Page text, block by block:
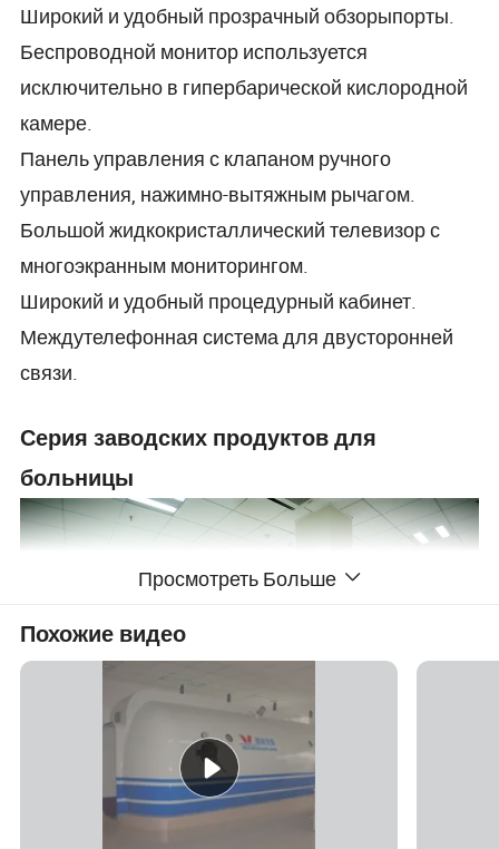
Широкий и удобный прозрачный обзорыпорты.
Беспроводной монитор используется
исключительно в гипербарической кислородной
камере.
Панель управления с клапаном ручного
управления, нажимно-вытяжным рычагом.
Большой жидкокристаллический телевизор с
многоэкранным мониторингом.
Широкий и удобный процедурный кабинет.
Междутелефонная система для двусторонней
связи.
Серия заводских продуктов для
больницы
Просмотреть Больше
Похожие видео